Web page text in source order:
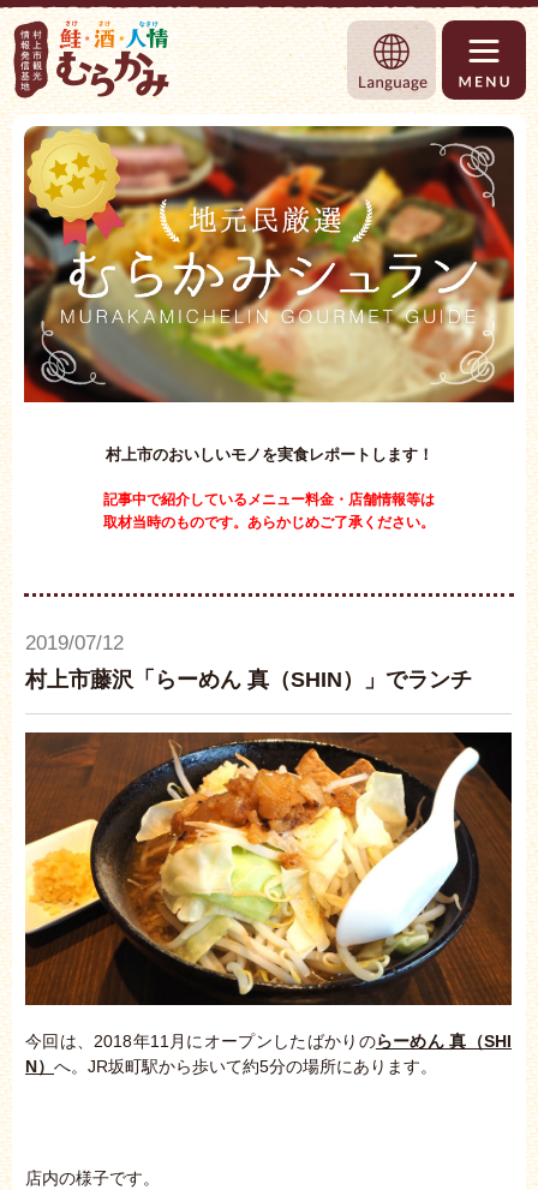
村上市観光情報総合サイト 村上市観光
Language
村上市のおいしいモノを実食レポートします！
記事中で紹介しているメニュー料金・店舗情報等は
取材当時のものです。あらかじめご了承ください。
2019/07/12
村上市藤沢「らーめん 真（SHIN）」でランチ
今回は、2018年11月にオープンしたばかりのらーめん 真（SHI
N） へ。JR坂町駅から歩いて約5分の場所にあります。
店内の様子です。